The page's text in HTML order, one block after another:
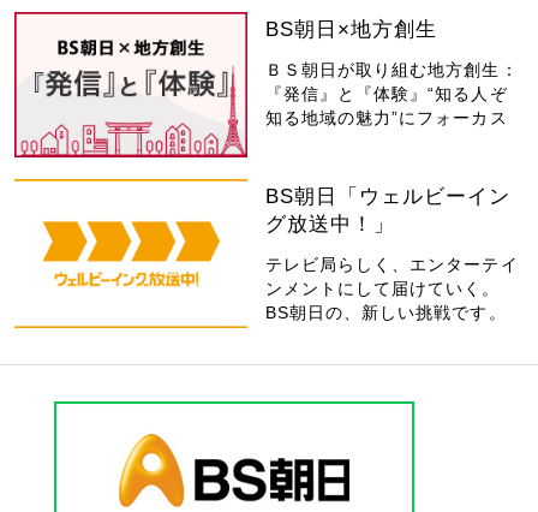
BS朝日×地方創生
ＢＳ朝日が取り組む地方創生：
『発信』と『体験』“知る人ぞ
知る地域の魅力”にフォーカス
BS朝日「ウェルビーイン
グ放送中！」
テレビ局らしく、エンターテイ
ンメントにして届けていく。
BS朝日の、新しい挑戦です。